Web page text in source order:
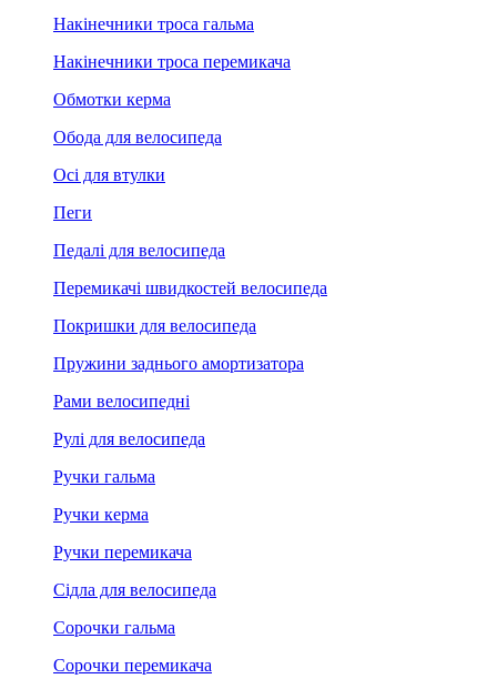
Накінечники троса гальма
Накінечники троса перемикача
Обмотки керма
Обода для велосипеда
Осі для втулки
Пеги
Педалі для велосипеда
Перемикачі швидкостей велосипеда
Покришки для велосипеда
Пружини заднього амортизатора
Рами велосипедні
Рулі для велосипеда
Ручки гальма
Ручки керма
Ручки перемикача
Сідла для велосипеда
Сорочки гальма
Сорочки перемикача